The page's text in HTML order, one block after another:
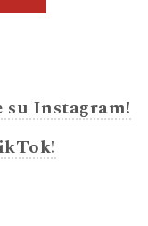
su Instagram!